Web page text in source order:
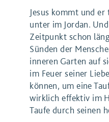
Jesus kommt und
unter im Jordan.
Zeitpunkt schon
Sünden der
inneren Garten auf
im Feuer seiner
können, um eine
wirklich effektiv im
Taufe durch seinen